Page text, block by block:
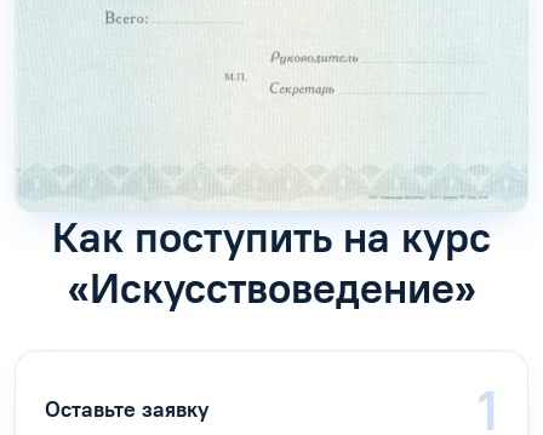
Как поступить на курс
«Искусствоведение»
Оставьте заявку